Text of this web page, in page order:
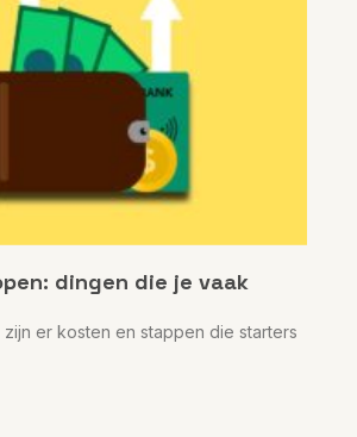
dingen die je vaak
er kosten en stappen die starters